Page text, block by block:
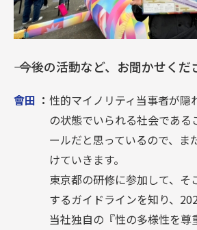
―― 今後の活動など、お聞かせくだ
會田 ： 性的マイノリティ当事者が隠
の状態でいられる社会である
ールだと思っているので、ま
けていきます。
東京都の研修に参加して、そ
するガイドラインを知り、
当社独自の『性の多様性を尊